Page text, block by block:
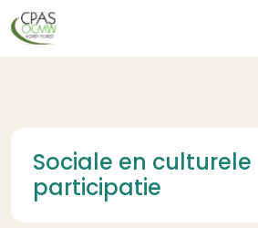
Overslaan en naar de inhoud gaan
Sociale en culturele
participatie